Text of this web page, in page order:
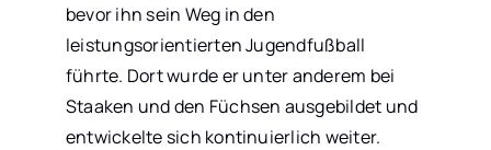
bevor ihn sein Weg in den
leistungsorientierten Jugendfußball
führte. Dort wurde er unter anderem bei
Staaken und den Füchsen ausgebildet und
entwickelte sich kontinuierlich weiter.